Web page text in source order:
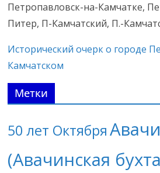
Петропавловск-на-Камчатке,
Питер, П-Камчатский, П.-
Исторический очерк о городе
Камчатском
Метки
50 лет Октября
(Авачинская